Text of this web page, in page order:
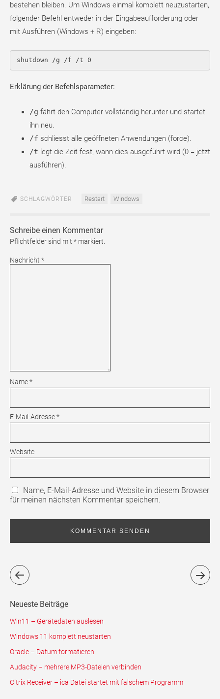
bestehen bleiben. Um Windows einmal komplett neuzustarten,
folgender Befehl entweder in der Eingabeaufforderung oder
mit Ausführen (Windows + R) eingeben:
shutdown /g /f /t 0
Erklärung der Befehlsparameter:
/g fährt den Computer vollständig herunter und startet
ihn neu.
/f schliesst alle geöffneten Anwendungen (force).
/t legt die Zeit fest, wann dies ausgeführt wird (0 = jetzt
ausführen).
SCHLAGWÖRTER Restart Windows
Schreibe einen Kommentar
Pflichtfelder sind mit * markiert.
Nachricht *
Name*
E-Mail-Adresse*
Website
Name, E-Mail-Adresse und Website in diesem Browser
für meinen nächsten Kommentar speichern.
Neueste Beiträge
Win11 – Gerätedaten auslesen
Windows 11 komplett neustarten
Oracle – Datum formatieren
Audacity – mehrere MP3-Dateien verbinden
Citrix Receiver – ica Datei startet mit falschem Programm